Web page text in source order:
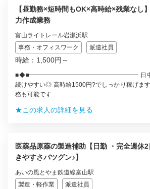
【昼勤務×短時間もOK×高時給×残業なし
力作成業務
富山ライトレール岩瀬浜駅
事務・オフィスワーク
派遣社員
時給：1,500円～
■◆■━━━━━━━━━━━━━━━━━━ 日中に
続けやすい◎ 高時給1500円?でしっかり稼げま
務も可能です...
★この求人の詳細を見る
医薬品原薬の製造補助【日勤 ・完全週休
きやすさバツグン♪】
あいの風とやま鉄道線富山駅
製造・軽作業
派遣社員